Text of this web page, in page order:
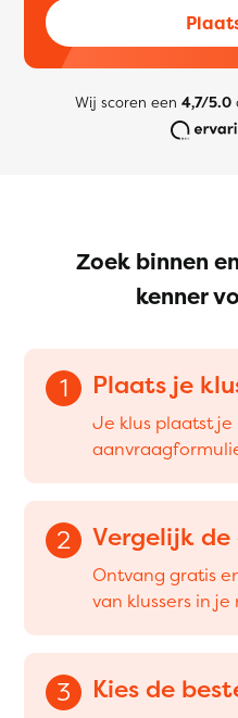
Wij scoren een 4,7/5.0
Zoek binnen
kenner
1 Plaats je
Je klus plaatst je
2 Vergelijk
Ontvang gratis
van klussers in je
3 Kies de